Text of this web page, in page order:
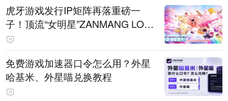
虎牙游戏发行IP矩阵再落重磅一
子！顶流“女明星”ZANMANG LOO
PY 正版3D消除手游《消消奇遇》
惊喜曝光
免费游戏加速器口令怎么用？外星
哈基米、外星喵兑换教程